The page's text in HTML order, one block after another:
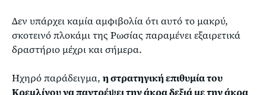
Δεν υπάρχει καμία αμφιβολία ότι αυτό το μακρύ,
σκοτεινό πλοκάμι της Ρωσίας παραμένει εξαιρετικά
δραστήριο μέχρι και σήμερα.
Hχηρό παράδειγμα, η στρατηγική επιθυμία του
Κρεμλίνου να παντρέψει την άκρα δεξιά με την άκρα